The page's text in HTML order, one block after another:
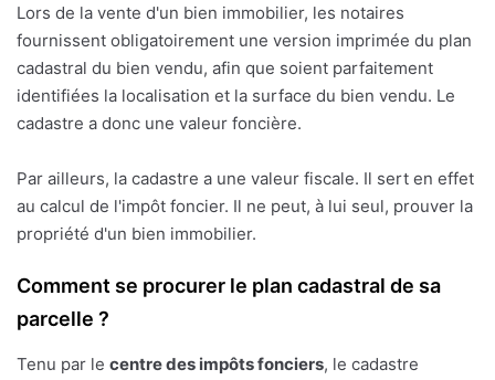
Lors de la vente d'un bien immobilier, les notaires
fournissent obligatoirement une version imprimée du plan
cadastral du bien vendu, afin que soient parfaitement
identifiées la localisation et la surface du bien vendu. Le
cadastre a donc une valeur foncière.
Par ailleurs, la cadastre a une valeur fiscale. Il sert en effet
au calcul de l'impôt foncier. Il ne peut, à lui seul, prouver la
propriété d'un bien immobilier.
Comment se procurer le plan cadastral de sa
parcelle ?
Tenu par le centre des impôts fonciers, le cadastre